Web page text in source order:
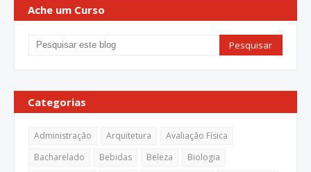
Ache um Curso
Categorias
Administração Arquitetura
Avaliação Física
Bacharelado
Bebidas Beleza
Biologia